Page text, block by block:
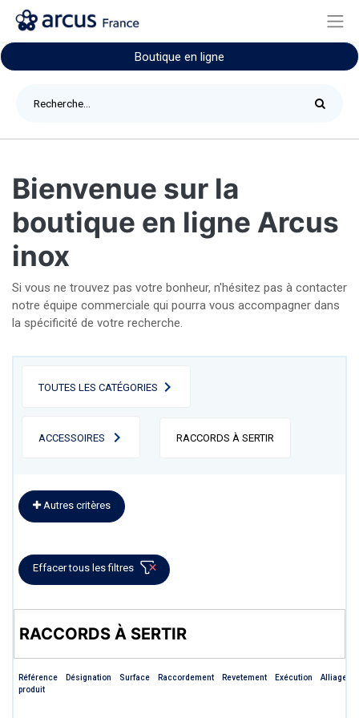
Boutique en ligne
Bienvenue sur la
boutique en ligne Arcus
inox
Si vous ne trouvez pas votre bonheur, n'hésitez pas à contacter
notre équipe commerciale qui pourra vous accompagner dans
la spécificité de votre recherche.
TOUTES LES CATÉGORIES
ACCESSOIRES RACCORDS À SERTIR
Autres critères
Effacer tous les filtres
RACCORDS À SERTIR
Référence
produit
Désignation Surface Raccordement Revetement Exécution Alliage